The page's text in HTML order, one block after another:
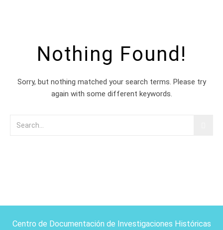
Nothing Found!
Sorry, but nothing matched your search terms. Please try
again with some different keywords.
Centro de Documentación de Investigaciones Históricas